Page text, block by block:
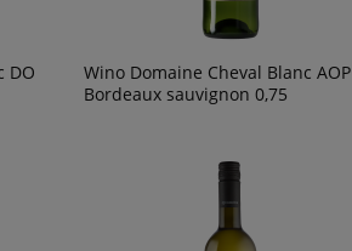
DO
Wino Domaine Cheval Blanc AOP
Bordeaux sauvignon 0,75